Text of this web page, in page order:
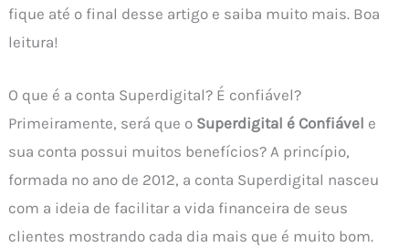
fique até o final desse artigo e saiba muito mais. Boa
leitura!
O que é a conta Superdigital? É confiável?
Primeiramente, será que o Superdigital é Confiável e
sua conta possui muitos benefícios? A princípio,
formada no ano de 2012, a conta Superdigital nasceu
com a ideia de facilitar a vida financeira de seus
clientes mostrando cada dia mais que é muito bom.